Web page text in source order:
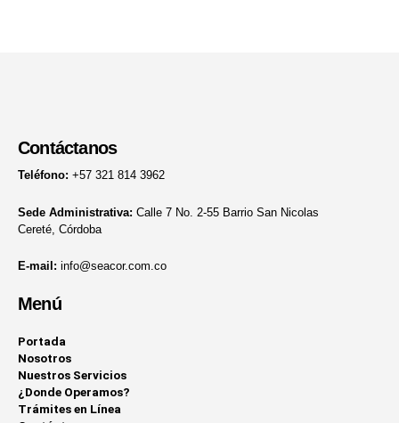
Contáctanos
Teléfono: +57 321 814 3962
Sede Administrativa: Calle 7 No. 2-55 Barrio San Nicolas
Cereté, Córdoba
E-mail: info@seacor.com.co
Menú
Portada
Nosotros
Nuestros Servicios
¿Donde Operamos?
Trámites en Línea